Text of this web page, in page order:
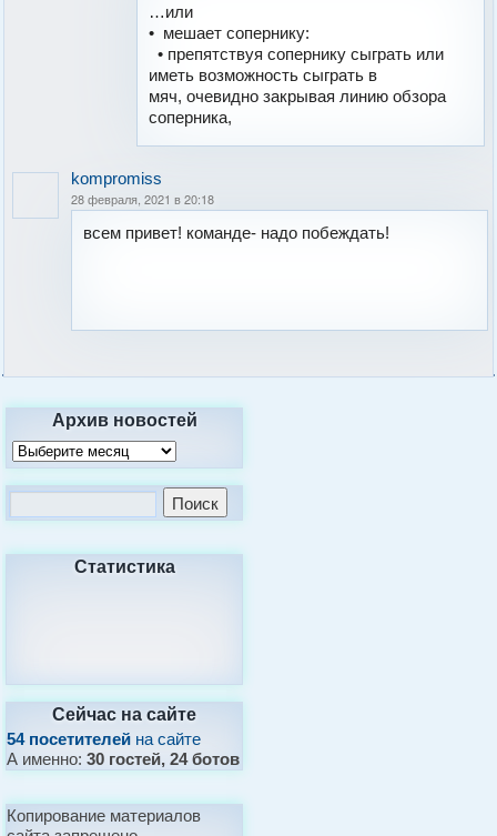
…или
• мешает сопернику:
• препятствуя сопернику сыграть или
иметь возможность сыграть в
мяч, очевидно закрывая линию обзора
соперника,
kompromiss
28 февраля, 2021 в 20:18
всем привет! команде- надо побеждать!
Архив новостей
Статистика
Сейчас на сайте
54 посетителей на сайте
А именно:30 гостей, 24 ботов
Копирование материалов